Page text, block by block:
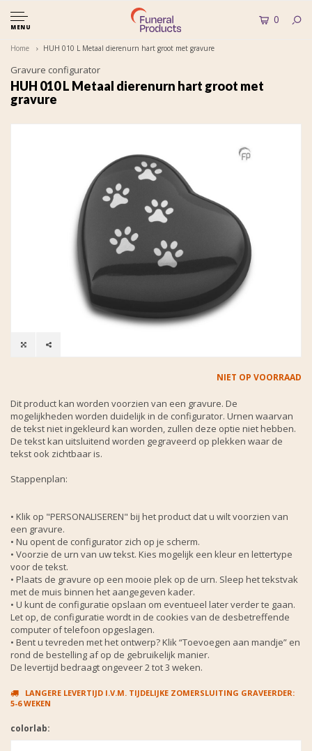
MENU
0
Home HUH 010 L Metaal dierenurn hart groot met gravure
Gravure configurator
HUH 010 L Metaal dierenurn hart groot met
gravure
NIET OP VOORRAAD
Dit product kan worden voorzien van een gravure. De
mogelijkheden worden duidelijk in de configurator. Urnen waarvan
de tekst niet ingekleurd kan worden, zullen deze optie niet hebben.
De tekst kan uitsluitend worden gegraveerd op plekken waar de
tekst ook zichtbaar is.
Stappenplan:
• Klik op "PERSONALISEREN" bij het product dat u wilt voorzien van
een gravure.
• Nu opent de configurator zich op je scherm.
• Voorzie de urn van uw tekst. Kies mogelijk een kleur en lettertype
voor de tekst.
• Plaats de gravure op een mooie plek op de urn. Sleep het tekstvak
met de muis binnen het aangegeven kader.
• U kunt de configuratie opslaan om eventueel later verder te gaan.
Let op, de configuratie wordt in de cookies van de desbetreffende
computer of telefoon opgeslagen.
• Bent u tevreden met het ontwerp? Klik “Toevoegen aan mandje” en
rond de bestelling af op de gebruikelijk manier.
De levertijd bedraagt ongeveer 2 tot 3 weken.
LANGERE LEVERTIJD I.V.M. TIJDELIJKE ZOMERSLUITING GRAVEERDER:
5-6 WEKEN
colorlab: